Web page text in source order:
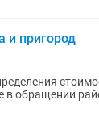
и пригород
обращении